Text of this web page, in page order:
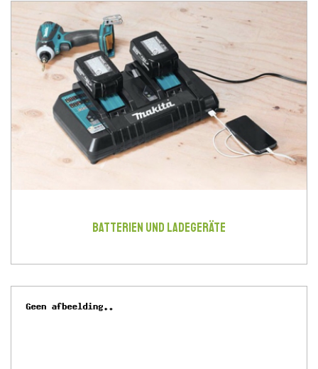
BATTERIEN UND LADEGERÄTE